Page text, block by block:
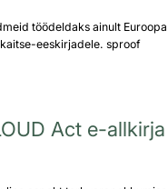
töödeldaks ainult Euroopa
eeskirjadele. sproof
Act e-allkirja